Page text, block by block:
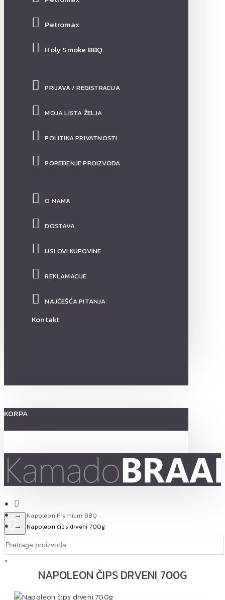
Petromax
Holy Smoke BBQ
PRIJAVA / REGISTRACIJA
MOJA LISTA ŽELJA
POLITIKA PRIVATNOSTI
POREĐENJE PROIZVODA
O NAMA
DOSTAVA
USLOVI KUPOVINE
REKLAMACIJE
NAJČEŠĆA PITANJA
Kontakt
KORPA
×
0 proizvod(a) - 0,00 RSD
Napoleon Premium BBQ
Napoleon čips drveni 700g
NAPOLEON ČIPS DRVENI 700G